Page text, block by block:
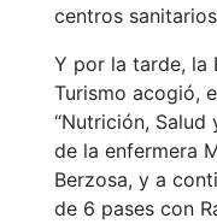
centros
Y por la tarde, la
Turismo acogió,
“Nutrición, Salud
de la enfermera
Berzosa, y a
de 6 pases con